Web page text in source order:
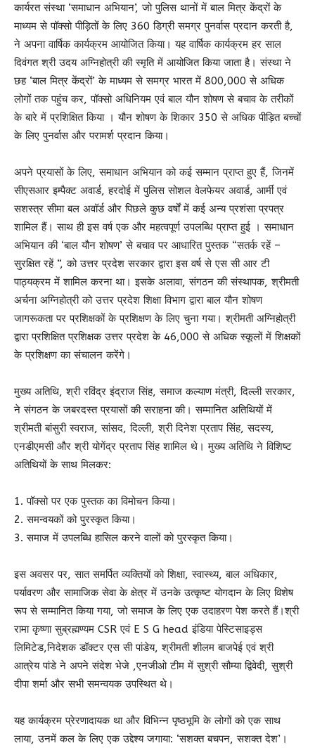
कार्यरत संस्था ‘समाधान अभियान’, जो पुलिस थानों में बाल मित्र केंद्रों के
माध्यम से पॉक्सो पीड़ितों के लिए 360 डिग्री समग्र पुनर्वास प्रदान करती है,
ने अपना वार्षिक कार्यक्रम आयोजित किया। यह वार्षिक कार्यक्रम हर साल
दिवंगत श्री उदय अग्निहोत्री की स्मृति में आयोजित किया जाता है। संस्था ने
छह ‘बाल मित्र केंद्रों’ के माध्यम से समग्र भारत में 800,000 से अधिक
लोगों तक पहुंच कर, पॉक्सो अधिनियम एवं बाल यौन शोषण से बचाव के तरीकों
के बारे में प्रशिक्षित किया । यौन शोषण के शिकार 350 से अधिक पीड़ित बच्चों
के लिए पुनर्वास और परामर्श प्रदान किया।
अपने प्रयासों के लिए, समाधान अभियान को कई सम्मान प्राप्त हुए हैं, जिनमें
सीएसआर इम्पैक्ट अवार्ड, हरदोई में पुलिस सोशल वेलफेयर अवार्ड, आर्मी एवं
सशस्त्र सीमा बल अवॉर्ड और पिछले कुछ वर्षों में कई अन्य प्रशंसा प्रपत्र
शामिल हैं। साथ ही इस वर्ष एक और महत्वपूर्ण उपलब्धि प्राप्त हुई । समाधान
अभियान की ‘बाल यौन शोषण’ से बचाव पर आधारित पुस्तक “सतर्क रहें –
सुरक्षित रहें “, को उत्तर प्रदेश सरकार द्वारा इस वर्ष से एस सी आर टी
पाठ्यक्रम में शामिल करना था। इसके अलावा, संगठन की संस्थापक, श्रीमती
अर्चना अग्निहोत्री को उत्तर प्रदेश शिक्षा विभाग द्वारा बाल यौन शोषण
जागरूकता पर प्रशिक्षकों के प्रशिक्षण के लिए चुना गया। श्रीमती अग्निहोत्री
द्वारा प्रशिक्षित प्रशिक्षक उत्तर प्रदेश के 46,000 से अधिक स्कूलों में शिक्षकों
के प्रशिक्षण का संचालन करेंगे।
मुख्य अतिथि, श्री रविंद्र इंद्राज सिंह, समाज कल्याण मंत्री, दिल्ली सरकार,
ने संगठन के जबरदस्त प्रयासों की सराहना की। सम्मानित अतिथियों में
श्रीमती बांसुरी स्वराज, सांसद, दिल्ली, श्री दिनेश प्रताप सिंह, सदस्य,
एनडीएमसी और श्री योगेंद्र प्रताप सिंह शामिल थे। मुख्य अतिथि ने विशिष्ट
अतिथियों के साथ मिलकर:
1. पॉक्सो पर एक पुस्तक का विमोचन किया।
2. समन्वयकों को पुरस्कृत किया।
3. समाज में उपलब्धि हासिल करने वालों को पुरस्कृत किया।
इस अवसर पर, सात समर्पित व्यक्तियों को शिक्षा, स्वास्थ्य, बाल अधिकार,
पर्यावरण और सामाजिक सेवा के क्षेत्र में उनके उत्कृष्ट योगदान के लिए विशेष
रूप से सम्मानित किया गया, जो समाज के लिए एक उदाहरण पेश करते हैं।श्री
रामा कृष्णा सुब्रह्मण्यम CSR एवं E S G head इंडिया पेस्टिसाइड्स
लिमिटेड,निदेशक डॉक्टर एस सी पांडेय, श्रीमती शीलम बाजपेई एवं श्री
आत्रेय पांडे ने अपने संदेश भेजे ,एनजीओ टीम में सुश्री सौम्या द्विवेदी, सुश्री
दीपा शर्मा और सभी समन्वयक उपस्थित थे।
यह कार्यक्रम प्रेरणादायक था और विभिन्न पृष्ठभूमि के लोगों को एक साथ
लाया, उनमें कल के लिए एक उद्देश्य जगाया: ‘सशक्त बचपन, सशक्त देश’।